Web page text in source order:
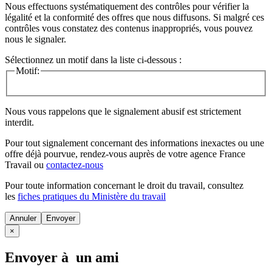
Nous effectuons systématiquement des contrôles pour vérifier la
légalité et la conformité des offres que nous diffusons. Si malgré ces
contrôles vous constatez des contenus inappropriés, vous pouvez
nous le signaler.
Sélectionnez un motif dans la liste ci-dessous :
Motif:
Nous vous rappelons que le signalement abusif est strictement
interdit.
Pour tout signalement concernant des informations inexactes ou une
offre déjà pourvue, rendez-vous auprès de votre agence France
Travail ou contactez-nous
Pour toute information concernant le droit du travail, consultez
les fiches pratiques du Ministère du travail
Annuler
×
Envoyer à un ami